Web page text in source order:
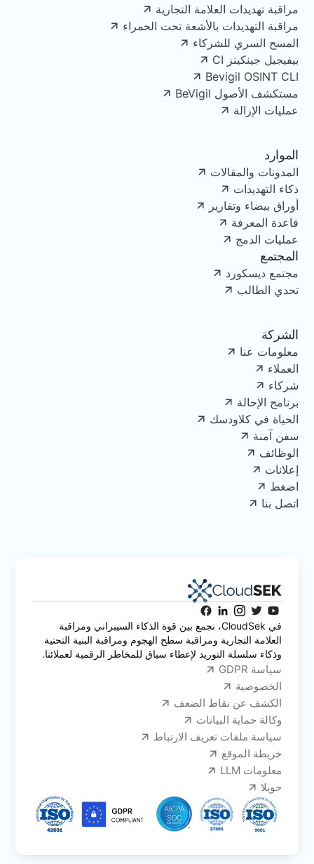
مراقبة تهديدات العلامة التجارية
مراقبة التهديدات بالأشعة تحت الحمراء
المسح السري للشركاء
بيفيجيل جينكينز CI
Bevigil OSINT CLI
مستكشف الأصول BeVigil
عمليات الإزالة
الموارد
المدونات والمقالات
ذكاء التهديدات
أوراق بيضاء وتقارير
قاعدة المعرفة
عمليات الدمج
المجتمع
مجتمع ديسكورد
تحدي الطالب
الشركة
معلومات عنا
العملاء
شركاء
برنامج الإحالة
الحياة في كلاودسك
سفن آمنة
الوظائف
إعلانات
اضغط
اتصل بنا
في CloudSek، نجمع بين قوة الذكاء السيبراني ومراقبة
العلامة التجارية ومراقبة سطح الهجوم ومراقبة البنية التحتية
وذكاء سلسلة التوريد لإعطاء سياق للمخاطر الرقمية لعملائنا.
سياسة GDPR
الخصوصية
الكشف عن نقاط الضعف
وكالة حماية البيانات
سياسة ملفات تعريف الارتباط
خريطة الموقع
معلومات LLM
حويلا